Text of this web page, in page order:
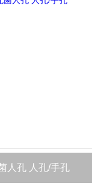
人孔 人孔/手孔